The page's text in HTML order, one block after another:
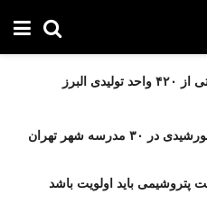
البرز
شهر تهران
پتروشیمی باید اولویت باشد